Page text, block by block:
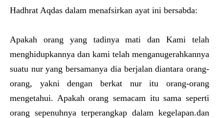
Hadhrat Aqdas dalam menafsirkan ayat ini bersabda:
Apakah orang yang tadinya mati dan Kami telah
menghidupkannya dan kami telah menganugerahkannya
suatu nur yang bersamanya dia berjalan diantara orang-
orang, yakni dengan berkat nur itu orang-orang
mengetahui. Apakah orang semacam itu sama seperti
orang sepenuhnya terperangkap dalam kegelapan.dan